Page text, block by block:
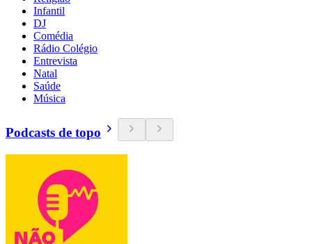
Infantil
DJ
Comédia
Rádio Colégio
Entrevista
Natal
Saúde
Música
Podcasts de topo